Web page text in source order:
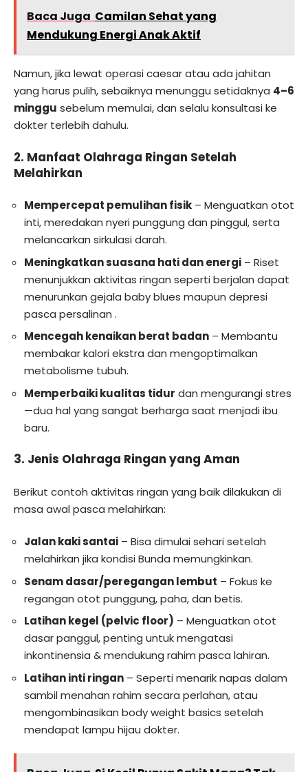
Baca Juga Camilan Sehat yang
Mendukung Energi Anak Aktif
Namun, jika lewat operasi caesar atau ada jahitan
yang harus pulih, sebaiknya menunggu setidaknya 4–6
minggu sebelum memulai, dan selalu konsultasi ke
dokter terlebih dahulu.
2. Manfaat Olahraga Ringan Setelah
Melahirkan
Mempercepat pemulihan fisik – Menguatkan otot
inti, meredakan nyeri punggung dan pinggul, serta
melancarkan sirkulasi darah.
Meningkatkan suasana hati dan energi – Riset
menunjukkan aktivitas ringan seperti berjalan dapat
menurunkan gejala baby blues maupun depresi
pasca persalinan .
Mencegah kenaikan berat badan – Membantu
membakar kalori ekstra dan mengoptimalkan
metabolisme tubuh.
Memperbaiki kualitas tidur dan mengurangi stres
—dua hal yang sangat berharga saat menjadi ibu
baru.
3. Jenis Olahraga Ringan yang Aman
Berikut contoh aktivitas ringan yang baik dilakukan di
masa awal pasca melahirkan:
Jalan kaki santai – Bisa dimulai sehari setelah
melahirkan jika kondisi Bunda memungkinkan.
Senam dasar/peregangan lembut – Fokus ke
regangan otot punggung, paha, dan betis.
Latihan kegel (pelvic floor) – Menguatkan otot
dasar panggul, penting untuk mengatasi
inkontinensia & mendukung rahim pasca lahiran.
Latihan inti ringan – Seperti menarik napas dalam
sambil menahan rahim secara perlahan, atau
mengombinasikan body weight basics setelah
mendapat lampu hijau dokter.